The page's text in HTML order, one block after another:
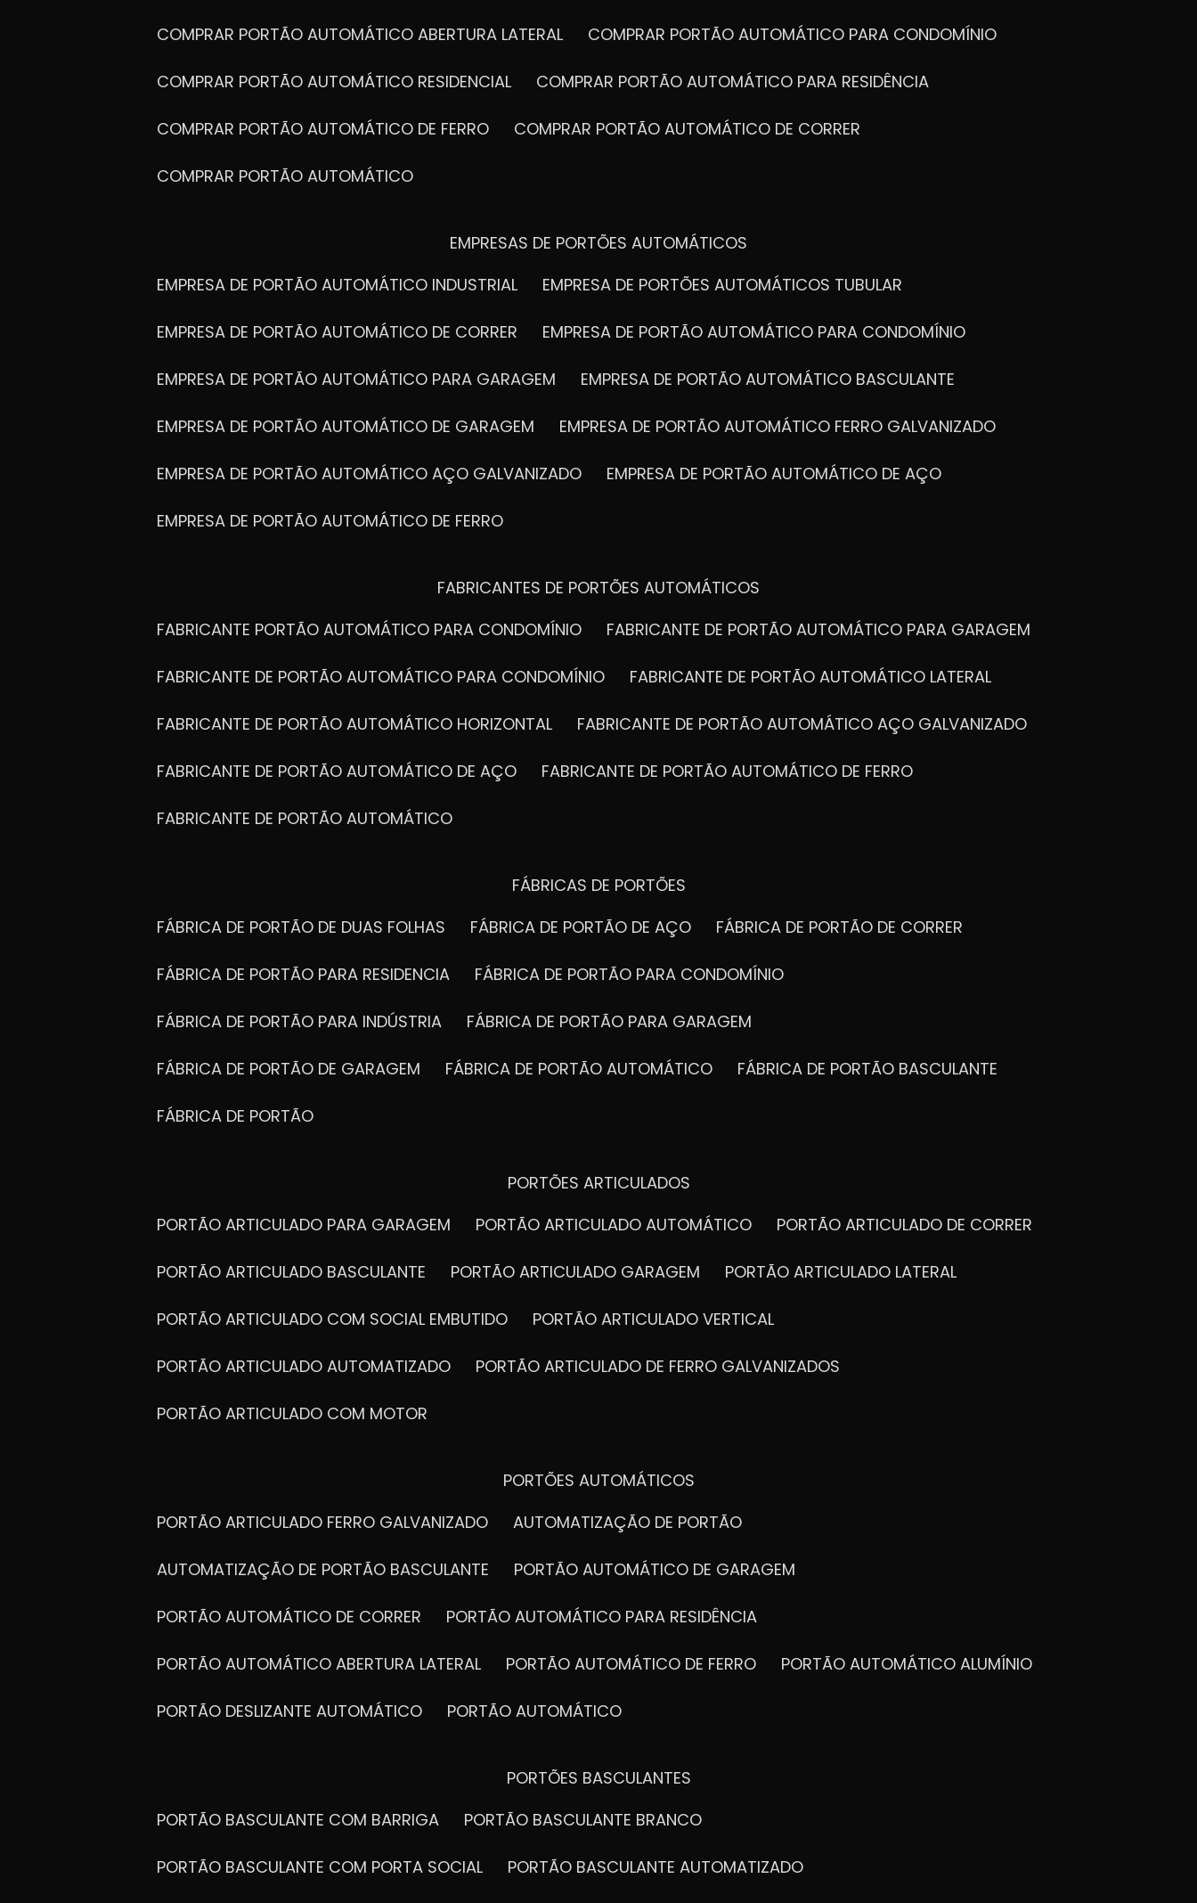
COMPRAR PORTÃO AUTOMÁTICO ABERTURA LATERAL COMPRAR PORTÃO AUTOMÁTICO PARA CONDOMÍNIO
COMPRAR PORTÃO AUTOMÁTICO RESIDENCIAL COMPRAR PORTÃO AUTOMÁTICO PARA RESIDÊNCIA
COMPRAR PORTÃO AUTOMÁTICO DE FERRO COMPRAR PORTÃO AUTOMÁTICO DE CORRER
COMPRAR PORTÃO AUTOMÁTICO
EMPRESAS DE PORTÕES AUTOMÁTICOS
EMPRESA DE PORTÃO AUTOMÁTICO INDUSTRIAL
EMPRESA DE PORTÕES AUTOMÁTICOS TUBULAR
EMPRESA DE PORTÃO AUTOMÁTICO DE CORRER EMPRESA DE PORTÃO AUTOMÁTICO PARA CONDOMÍNIO
EMPRESA DE PORTÃO AUTOMÁTICO PARA GARAGEM EMPRESA DE PORTÃO AUTOMÁTICO BASCULANTE
EMPRESA DE PORTÃO AUTOMÁTICO DE GARAGEM EMPRESA DE PORTÃO AUTOMÁTICO FERRO GALVANIZADO
EMPRESA DE PORTÃO AUTOMÁTICO AÇO GALVANIZADO EMPRESA DE PORTÃO AUTOMÁTICO DE AÇO
EMPRESA DE PORTÃO AUTOMÁTICO DE FERRO
FABRICANTES DE PORTÕES AUTOMÁTICOS
FABRICANTE PORTÃO AUTOMÁTICO PARA CONDOMÍNIO
FABRICANTE DE PORTÃO AUTOMÁTICO PARA GARAGEM
FABRICANTE DE PORTÃO AUTOMÁTICO PARA CONDOMÍNIO FABRICANTE DE PORTÃO AUTOMÁTICO LATERAL
FABRICANTE DE PORTÃO AUTOMÁTICO HORIZONTAL FABRICANTE DE PORTÃO AUTOMÁTICO AÇO GALVANIZADO
FABRICANTE DE PORTÃO AUTOMÁTICO DE AÇO FABRICANTE DE PORTÃO AUTOMÁTICO DE FERRO
FABRICANTE DE PORTÃO AUTOMÁTICO
FÁBRICAS DE PORTÕES
FÁBRICA DE PORTÃO DE DUAS FOLHAS
FÁBRICA DE PORTÃO DE AÇO FÁBRICA DE PORTÃO DE CORRER
FÁBRICA DE PORTÃO PARA RESIDENCIA FÁBRICA DE PORTÃO PARA CONDOMÍNIO
FÁBRICA DE PORTÃO PARA INDÚSTRIA FÁBRICA DE PORTÃO PARA GARAGEM
FÁBRICA DE PORTÃO DE GARAGEM FÁBRICA DE PORTÃO AUTOMÁTICO FÁBRICA DE PORTÃO BASCULANTE
FÁBRICA DE PORTÃO
PORTÕES ARTICULADOS
PORTÃO ARTICULADO PARA GARAGEM
PORTÃO ARTICULADO AUTOMÁTICO PORTÃO ARTICULADO DE CORRER
PORTÃO ARTICULADO BASCULANTE PORTÃO ARTICULADO GARAGEM PORTÃO ARTICULADO LATERAL
PORTÃO ARTICULADO COM SOCIAL EMBUTIDO PORTÃO ARTICULADO VERTICAL
PORTÃO ARTICULADO AUTOMATIZADO PORTÃO ARTICULADO DE FERRO GALVANIZADOS
PORTÃO ARTICULADO COM MOTOR
PORTÕES AUTOMÁTICOS
PORTÃO ARTICULADO FERRO GALVANIZADO
AUTOMATIZAÇÃO DE PORTÃO
AUTOMATIZAÇÃO DE PORTÃO BASCULANTE PORTÃO AUTOMÁTICO DE GARAGEM
PORTÃO AUTOMÁTICO DE CORRER PORTÃO AUTOMÁTICO PARA RESIDÊNCIA
PORTÃO AUTOMÁTICO ABERTURA LATERAL PORTÃO AUTOMÁTICO DE FERRO PORTÃO AUTOMÁTICO ALUMÍNIO
PORTÃO DESLIZANTE AUTOMÁTICO PORTÃO AUTOMÁTICO
PORTÕES BASCULANTES
PORTÃO BASCULANTE COM BARRIGA
PORTÃO BASCULANTE BRANCO
PORTÃO BASCULANTE COM PORTA SOCIAL PORTÃO BASCULANTE AUTOMATIZADO